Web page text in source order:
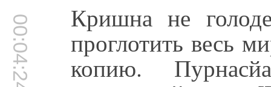
00:04:24 Кришна не
проглотить весь
копию.